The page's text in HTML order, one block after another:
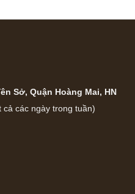
Sở, Quận Hoàng Mai, HN
các ngày trong tuần)